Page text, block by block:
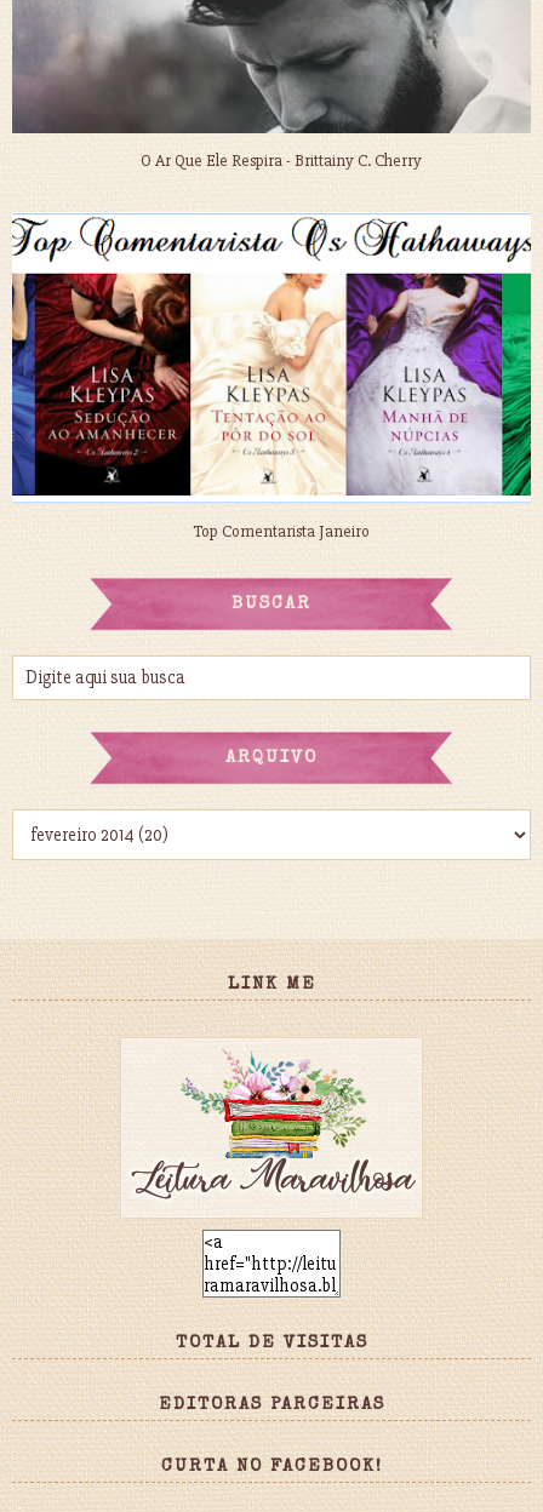
O Ar Que Ele Respira - Brittainy C. Cherry
Top Comentarista Janeiro
BUSCAR
ARQUIVO
LINK ME
TOTAL DE VISITAS
EDITORAS PARCEIRAS
CURTA NO FACEBOOK!